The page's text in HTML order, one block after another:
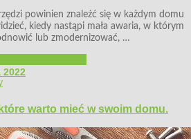
powinien znaleźć się w każdym domu
kiedy nastąpi mała awaria, w którym
lub zmodernizować, …
2022
warto mieć w swoim domu.